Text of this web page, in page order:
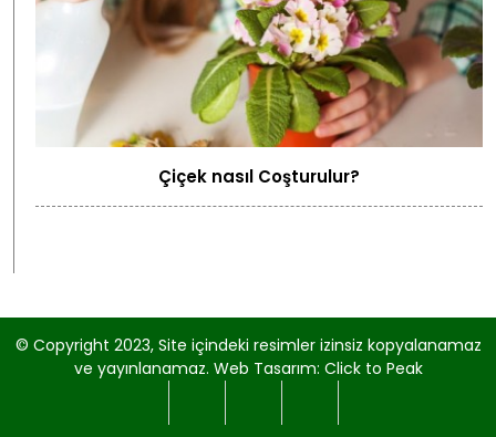
Çiçek nasıl Coşturulur?
© Copyright 2023, Site içindeki resimler izinsiz kopyalanamaz
ve yayınlanamaz. Web Tasarım: Click to Peak